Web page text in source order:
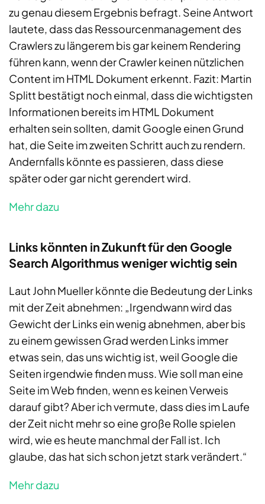
zu genau diesem Ergebnis befragt. Seine Antwort
lautete, dass das Ressourcenmanagement des
Crawlers zu längerem bis gar keinem Rendering
führen kann, wenn der Crawler keinen nützlichen
Content im HTML Dokument erkennt.​​​​​​​ Fazit: Martin
Splitt bestätigt noch einmal, dass die wichtigsten
Informationen bereits im HTML Dokument
erhalten sein sollten, damit Google einen Grund
hat, die Seite im zweiten Schritt auch zu rendern.
Andernfalls könnte es passieren, dass diese
später oder gar nicht gerendert wird.
Mehr dazu
Links könnten in Zukunft für den Google
Search Algorithmus weniger wichtig sein
Laut John Mueller könnte die Bedeutung der Links
mit der Zeit abnehmen: „Irgendwann wird das
Gewicht der Links ein wenig abnehmen, aber bis
zu einem gewissen Grad werden Links immer
etwas sein, das uns wichtig ist, weil Google die
Seiten irgendwie finden muss. Wie soll man eine
Seite im Web finden, wenn es keinen Verweis
darauf gibt? Aber ich vermute, dass dies im Laufe
der Zeit nicht mehr so eine große Rolle spielen
wird, wie es heute manchmal der Fall ist. Ich
glaube, das hat sich schon jetzt stark verändert.“
Mehr dazu